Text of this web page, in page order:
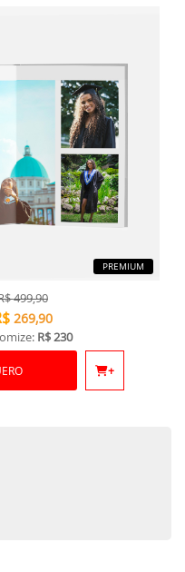
PREMIUM
499,90
269,90
R$ 230
+